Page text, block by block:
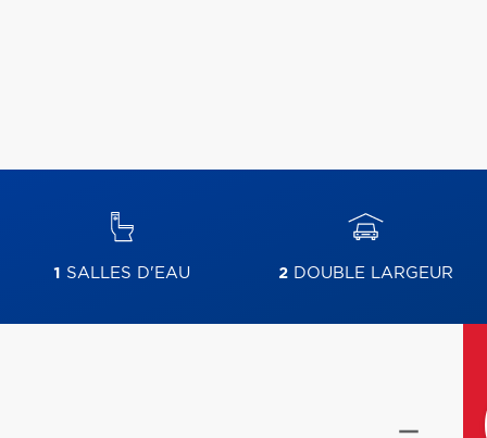
1 SALLES D'EAU 2DOUBLE LARGEUR